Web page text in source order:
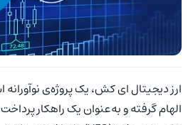
ارز دیجیتال ای کش، یک پروژه‌ی
الهام گرفته و به‌عنوان یک راهکار